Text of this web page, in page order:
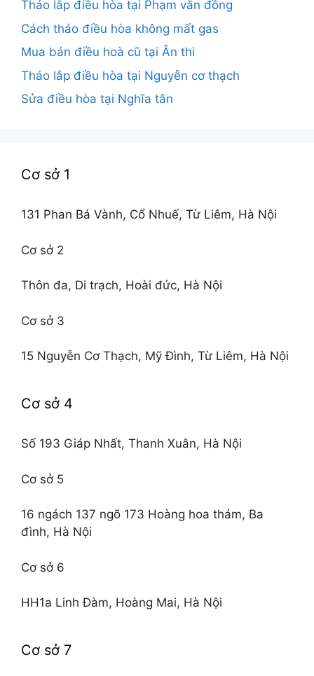
Tháo lắp điều hòa tại Phạm văn đồng
Cách tháo điều hòa không mất gas
Mua bán điều hoà cũ tại Ân thi
Tháo lắp điều hòa tại Nguyễn cơ thạch
Sửa điều hòa tại Nghĩa tân
Cơ sở 1
131 Phan Bá Vành, Cổ Nhuế, Từ Liêm, Hà Nội
Cơ sở 2
Thôn đa, Di trạch, Hoài đức, Hà Nội
Cơ sở 3
15 Nguyễn Cơ Thạch, Mỹ Đình, Từ Liêm, Hà Nội
Cơ sở 4
Số 193 Giáp Nhất, Thanh Xuân, Hà Nội
Cơ sở 5
16 ngách 137 ngõ 173 Hoàng hoa thám, Ba
đình, Hà Nội
Cơ sở 6
HH1a Linh Đàm, Hoàng Mai, Hà Nội
Cơ sở 7